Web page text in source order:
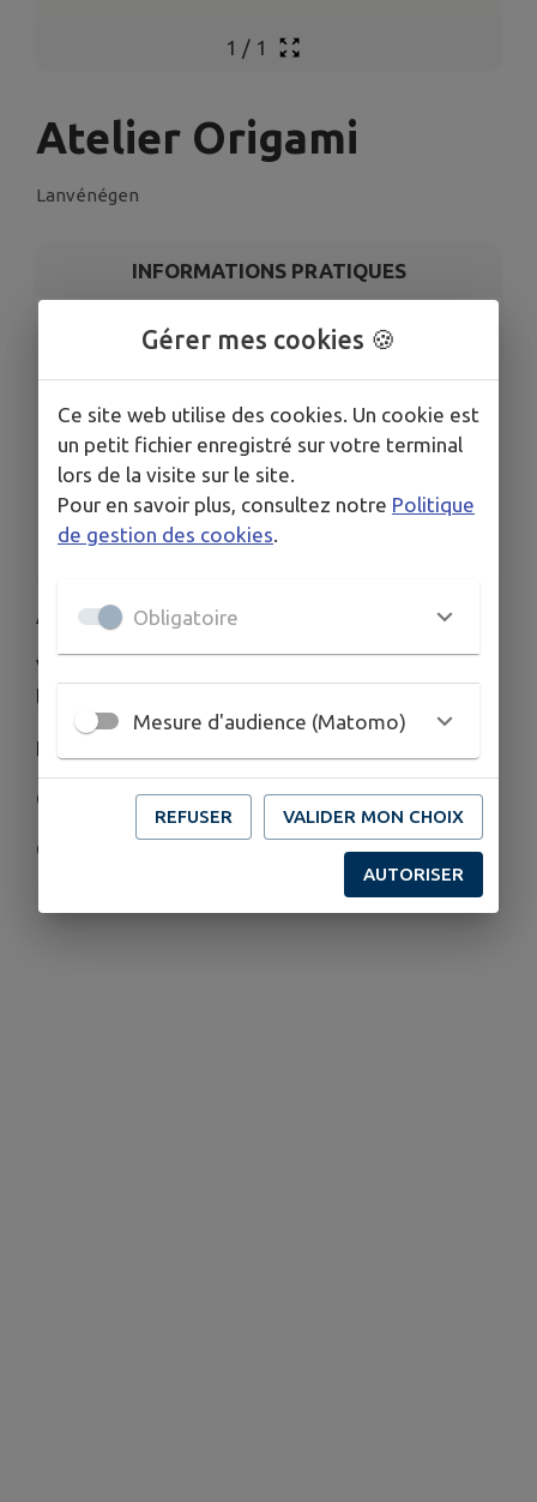
1 / 1
Atelier Origami
Lanvénégen
INFORMATIONS PRATIQUES
31 Rue Jean Cadic 56320 Lanvénégen
Le jeu. 9 juil.
HORAIRES
De 14h30 à 16h30
TARIFS
Gratuit
A partir de 15 ans
Venez découvrir l'origami avec les membres de
Entrée libre, de 14h30 à 16h30. Ados et adultes.
Gratuit,
Café offert.
Gérer mes cookies 🍪
Ce site web utilise des cookies. Un cookie est
un petit fichier enregistré sur votre terminal
lors de la visite sur le site.
Pour en savoir plus, consultez notre Politique
de gestion des cookies.
Obligatoire
Mesure d'audience (Matomo)
REFUSER VALIDER MON CHOIX
AUTORISER